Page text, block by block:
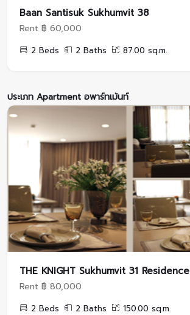
Baan Santisuk Sukhumvit 38
Rent ฿ 60,000
2 Beds 2 Baths 87.00 sq.m.
ประเภท Apartment อพาร์ทเม้นท์
THE KNIGHT Sukhumvit 31 Residence
Rent ฿ 80,000
2 Beds 2 Baths 150.00 sq.m.